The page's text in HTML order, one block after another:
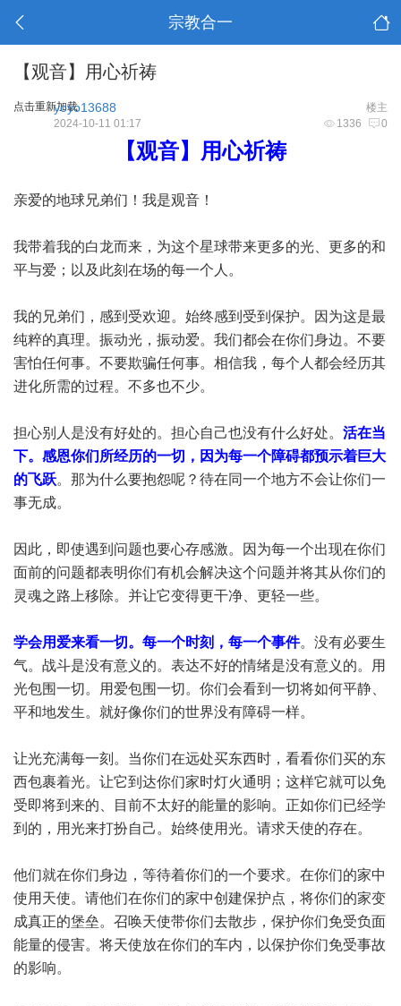
宗教合一
【观音】用心祈祷
点击重新加载 楼主
yoyo13688
1336 0
2024-10-11 01:17
【观音】用心祈祷
亲爱的地球兄弟们！我是观音！
我带着我的白龙而来，为这个星球带来更多的光、更多的和
平与爱；以及此刻在场的每一个人。
我的兄弟们，感到受欢迎。始终感到受到保护。因为这是最
纯粹的真理。振动光，振动爱。我们都会在你们身边。不要
害怕任何事。不要欺骗任何事。相信我，每个人都会经历其
进化所需的过程。不多也不少。
担心别人是没有好处的。担心自己也没有什么好处。 活在当
下。感恩你们所经历的一切，因为每一个障碍都预示着巨大
的飞跃。那为什么要抱怨呢？待在同一个地方不会让你们一
事无成。
因此，即使遇到问题也要心存感激。因为每一个出现在你们
面前的问题都表明你们有机会解决这个问题并将其从你们的
灵魂之路上移除。并让它变得更干净、更轻一些。
学会用爱来看一切。每一个时刻，每一个事件。没有必要生
气。战斗是没有意义的。表达不好的情绪是没有意义的。用
光包围一切。用爱包围一切。你们会看到一切将如何平静、
平和地发生。就好像你们的世界没有障碍一样。
让光充满每一刻。当你们在远处买东西时，看看你们买的东
西包裹着光。让它到达你们家时灯火通明；这样它就可以免
受即将到来的、目前不太好的能量的影响。正如你们已经学
到的，用光来打扮自己。始终使用光。请求天使的存在。
他们就在你们身边，等待着你们的一个要求。在你们的家中
使用天使。请他们在你们的家中创建保护点，将你们的家变
成真正的堡垒。召唤天使带你们去散步，保护你们免受负面
能量的侵害。将天使放在你们的车内，以保护你们免受事故
的影响。